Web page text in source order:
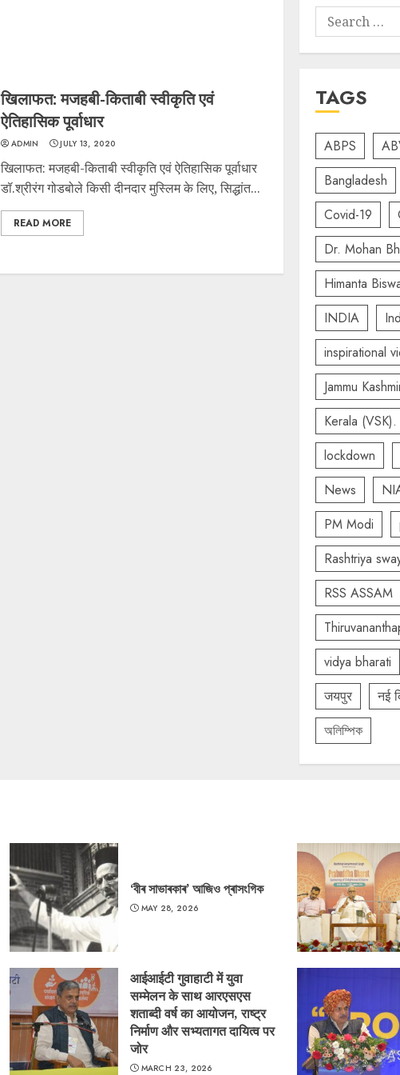
खिलाफत: मजहबी-किताबी स्वीकृति एवं
ऐतिहासिक पूर्वाधार
ADMIN JULY 13, 2020
खिलाफत: मजहबी-किताबी स्वीकृति एवं ऐतिहासिक पूर्वाधार
डॉ.श्रीरंग गोडबोले किसी दीनदार मुस्लिम के लिए, सिद्धांत...
READ MORE
Search
for:
TAGS
ABPS
Bangladesh
Covid-19
Dr. Mohan
Himanta
INDIA
inspirational
Jammu
Kerala (VSK).
lockdown
News
PM Modi
Rashtriya
RSS ASSAM
vidya bharati
जयपुर
नई
অলিম্পিক
‘বীৰ সাভাৰকাৰ’ আজিও প্ৰাসংগিক
MAY 28, 2026
आईआईटी गुवाहाटी में युवा
सम्मेलन के साथ आरएसएस
शताब्दी वर्ष का आयोजन, राष्ट्र
निर्माण और सभ्यतागत दायित्व पर
जोर
MARCH 23, 2026